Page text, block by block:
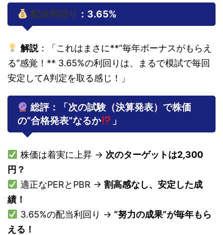
配当利回り ：3.65%
解説：「これはまさに**“毎年ボーナスがもらえ
る”感覚！** 3.65%の利回りは、まるで模試で毎回
安定してA判定を取る感じ！」
総評：「次の試験（決算発表）で株価
の“合格発表”なるか
」
株価は着実に上昇 → 次のターゲットは2,300
円？
適正なPERとPBR → 割高感なし、安定した成
績！
3.65%の配当利回り → “努力の成果”が毎年もら
える！